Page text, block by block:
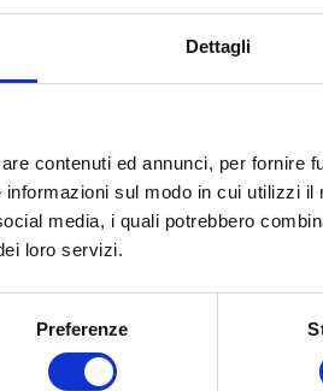
Dettagli
contenuti ed annunci, per fornire
sul modo in cui utilizzi
media, i quali potrebbero
loro servizi.
Preferenze